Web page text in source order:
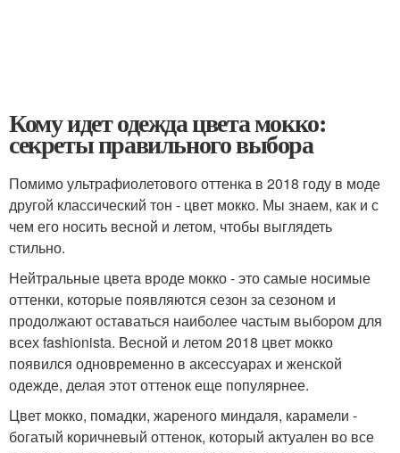
Кому идет одежда цвета мокко:
секреты правильного выбора
Помимо ультрафиолетового оттенка в 2018 году в моде
другой классический тон - цвет мокко. Мы знаем, как и с
чем его носить весной и летом, чтобы выглядеть
стильно.
Нейтральные цвета вроде мокко - это самые носимые
оттенки, которые появляются сезон за сезоном и
продолжают оставаться наиболее частым выбором для
всех fashionista. Весной и летом 2018 цвет мокко
появился одновременно в аксессуарах и женской
одежде, делая этот оттенок еще популярнее.
Цвет мокко, помадки, жареного миндаля, карамели -
богатый коричневый оттенок, который актуален во все